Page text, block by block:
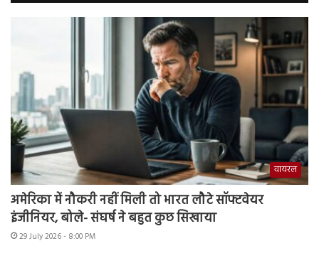
वायरल
अमेरिका में नौकरी नहीं मिली तो भारत लौटे सॉफ्टवेयर
इंजीनियर, बोले- संघर्ष ने बहुत कुछ सिखाया
29 July 2026 - 8:00 PM